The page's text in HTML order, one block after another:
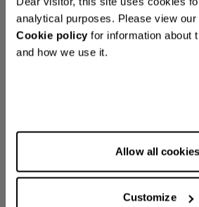
analytical purposes. Please view our
Cookie policyfor information about
and how we use it.
Allow all cookies
Customize